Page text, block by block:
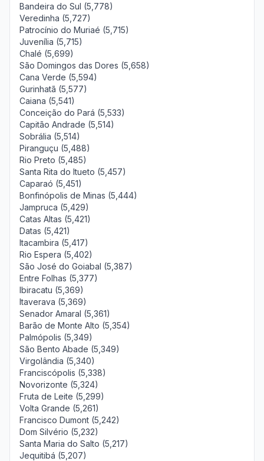
Bandeira do Sul (5,778)
Veredinha (5,727)
Patrocínio do Muriaé (5,715)
Juvenília (5,715)
Chalé (5,699)
São Domingos das Dores (5,658)
Cana Verde (5,594)
Gurinhatã (5,577)
Caiana (5,541)
Conceição do Pará (5,533)
Capitão Andrade (5,514)
Sobrália (5,514)
Piranguçu (5,488)
Rio Preto (5,485)
Santa Rita do Itueto (5,457)
Caparaó (5,451)
Bonfinópolis de Minas (5,444)
Jampruca (5,429)
Catas Altas (5,421)
Datas (5,421)
Itacambira (5,417)
Rio Espera (5,402)
São José do Goiabal (5,387)
Entre Folhas (5,377)
Ibiracatu (5,369)
Itaverava (5,369)
Senador Amaral (5,361)
Barão de Monte Alto (5,354)
Palmópolis (5,349)
São Bento Abade (5,349)
Virgolândia (5,340)
Franciscópolis (5,338)
Novorizonte (5,324)
Fruta de Leite (5,299)
Volta Grande (5,261)
Francisco Dumont (5,242)
Dom Silvério (5,232)
Santa Maria do Salto (5,217)
Jequitibá (5,207)